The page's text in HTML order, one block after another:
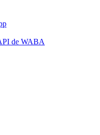
de WABA